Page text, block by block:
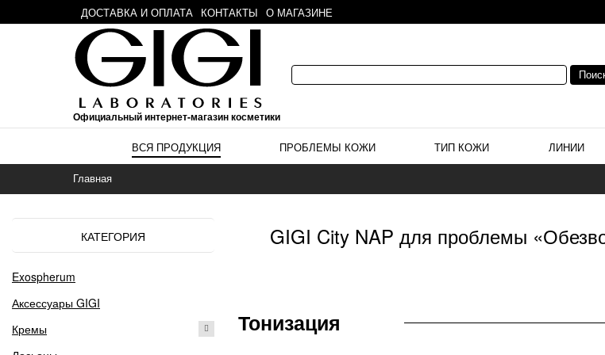
ДОСТАВКА И ОПЛАТА КОНТАКТЫ О МАГАЗИНЕ
Официальный интернет-магазин косметики
ВСЯ ПРОДУКЦИЯ ПРОБЛЕМЫ КОЖИ ТИП КОЖИ ЛИНИИ
Главная
КАТЕГОРИЯ
Exospherum
Аксессуары GIGI
Кремы
GIGI City NAP для проблемы
Тонизация